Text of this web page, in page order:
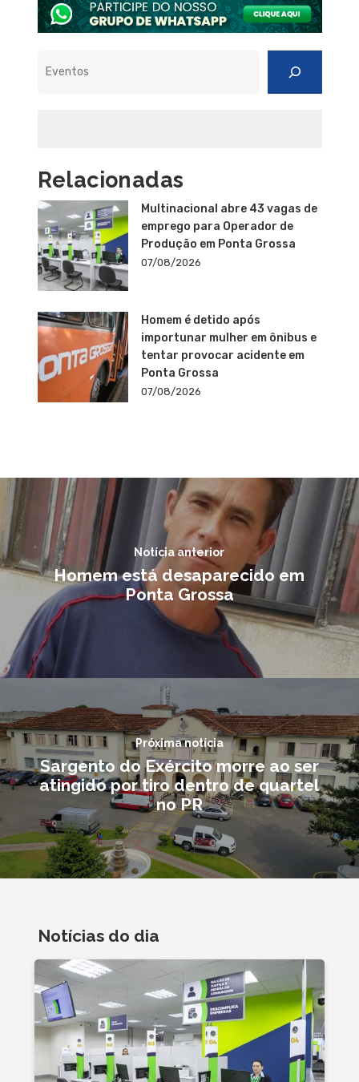
Relacionadas
Multinacional abre 43 vagas de
emprego para Operador de
Produção em Ponta Grossa
07/08/2026
Homem é detido após
importunar mulher em ônibus e
tentar provocar acidente em
Ponta Grossa
07/08/2026
Notícia anterior
Homem está desaparecido em
Ponta Grossa
Próxima notícia
Sargento do Exército morre ao ser
atingido por tiro dentro de quartel
no PR
Notícias do dia